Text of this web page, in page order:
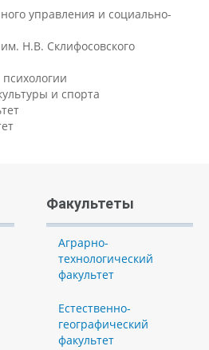
управления и социально-
Н.В. Склифосовского
и спорта
Факультеты
Аграрно-
технологический
факультет
Естественно-
географический
факультет